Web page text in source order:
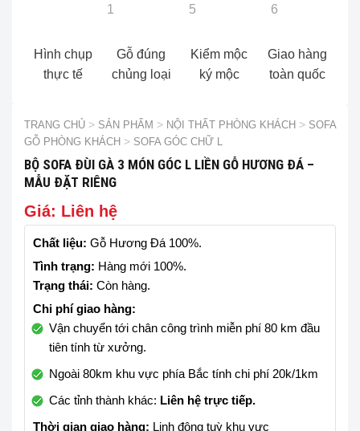
Hình chụp
thực tế
Gỗ đúng
chủng loại
Kiểm mộc
ký mộc
Giao hàng
toàn quốc
TRANG CHỦ > SẢN PHẨM > NỘI THẤT PHÒNG KHÁCH > SOFA
GỖ PHÒNG KHÁCH > SOFA GÓC CHỮ L
BỘ SOFA ĐÙI GÀ 3 MÓN GÓC L LIỀN GỖ HƯƠNG ĐÁ –
MẪU ĐẶT RIÊNG
Giá: Liên hệ
Chất liệu: Gỗ Hương Đá 100%.
Tình trạng: Hàng mới 100%.
Trạng thái: Còn hàng.
Chi phí giao hàng:
Vận chuyển tới chân công trình miễn phí 80 km đầu
tiên tính từ xưởng.
Ngoài 80km khu vực phía Bắc tính chi phí 20k/1km
Các tỉnh thành khác: Liên hệ trực tiếp.
Thời gian giao hàng: Linh động tuỳ khu vực